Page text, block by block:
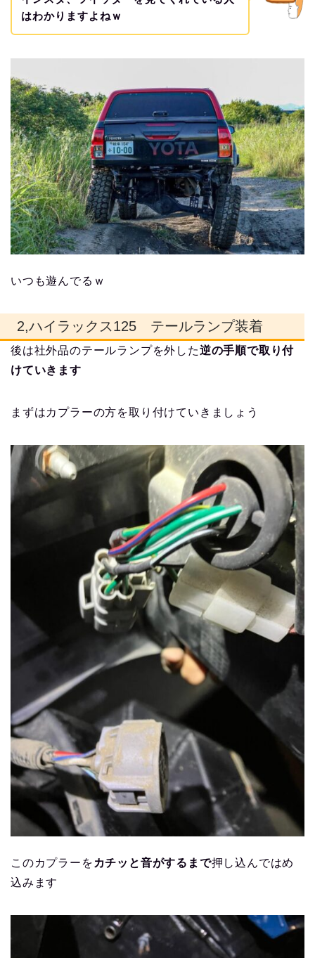
はわかりますよねｗ
いつも遊んでるｗ
2,ハイラックス125 テールランプ装着
後は社外品のテールランプを外した逆の手順で取り付
けていきます
まずはカプラーの方を取り付けていきましょう
このカプラーを カチッと音がするまで押し込んではめ
込みます